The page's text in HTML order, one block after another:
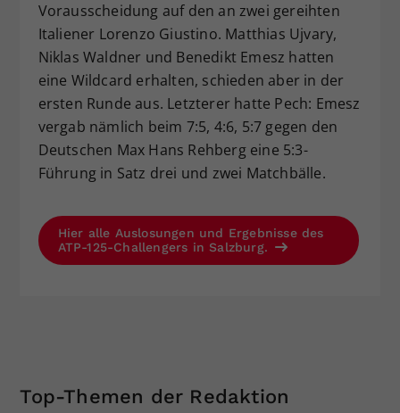
Vorausscheidung auf den an zwei gereihten
Italiener Lorenzo Giustino. Matthias Ujvary,
Niklas Waldner und Benedikt Emesz hatten
eine Wildcard erhalten, schieden aber in der
ersten Runde aus. Letzterer hatte Pech: Emesz
vergab nämlich beim 7:5, 4:6, 5:7 gegen den
Deutschen Max Hans Rehberg eine 5:3-
Führung in Satz drei und zwei Matchbälle.
Hier alle Auslosungen und Ergebnisse des
ATP-125-Challengers in Salzburg.
Top-Themen der Redaktion